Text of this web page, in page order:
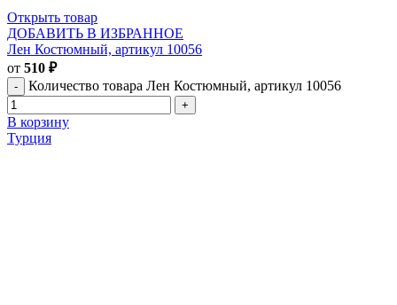
Открыть товар
ДОБАВИТЬ В ИЗБРАННОЕ
Лен Костюмный, артикул 10056
от 510 ₽
Количество товара Лен Костюмный, артикул 10056
В корзину
Турция